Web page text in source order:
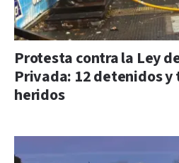
Protesta contra la Ley
Privada: 12 detenidos y
heridos